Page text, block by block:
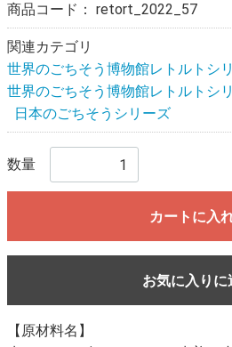
商品コード： retort_2022_57
関連カテゴリ
世界のごちそう博物館レトルトシ
世界のごちそう博物館レトルトシ
日本のごちそうシリーズ
数量
カートに入
お気に入りに
【原材料名】